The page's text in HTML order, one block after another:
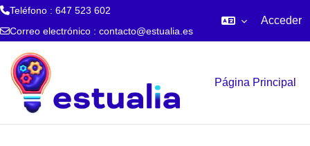
Teléfono : 647 523 602
Correo electrónico : contacto@estualia.es
Acceder
Página Principal